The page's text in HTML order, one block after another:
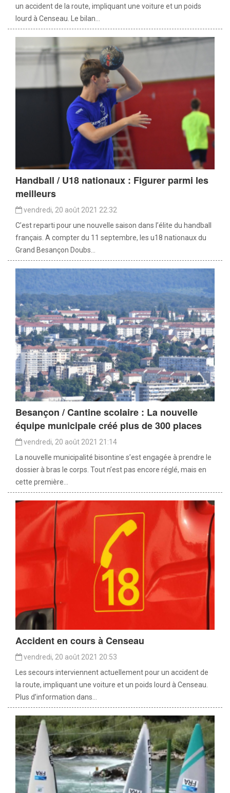
un accident de la route, impliquant une voiture et un poids
lourd à Censeau. Le bilan...
Handball / U18 nationaux : Figurer parmi les
meilleurs
vendredi, 20 août 2021 22:32
C’est reparti pour une nouvelle saison dans l’élite du handball
français. A compter du 11 septembre, les u18 nationaux du
Grand Besançon Doubs...
Besançon / Cantine scolaire : La nouvelle
équipe municipale créé plus de 300 places
vendredi, 20 août 2021 21:14
La nouvelle municipalité bisontine s’est engagée à prendre le
dossier à bras le corps. Tout n’est pas encore réglé, mais en
cette première...
Accident en cours à Censeau
vendredi, 20 août 2021 20:53
Les secours interviennent actuellement pour un accident de
la route, impliquant une voiture et un poids lourd à Censeau.
Plus d’information dans...